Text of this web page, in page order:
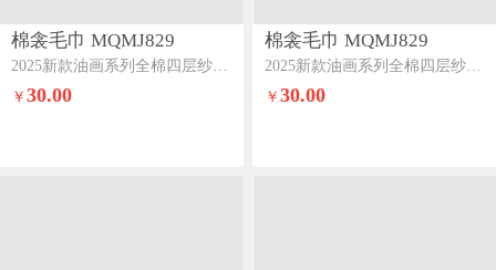
棉衾毛巾 MQMJ829
2025新款油画系列全棉四层纱布浴巾秋峦金翠
￥30.00
棉衾毛巾 MQMJ829
2025新款油画系列全棉四层纱布浴巾咖猫闲趣
￥ 30.00